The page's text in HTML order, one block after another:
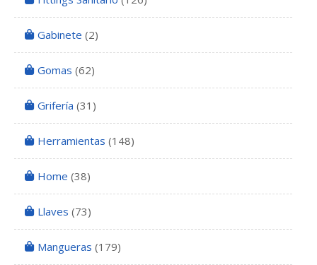
Gabinete (2)
Gomas (62)
Grifería (31)
Herramientas (148)
Home (38)
Llaves (73)
Mangueras (179)